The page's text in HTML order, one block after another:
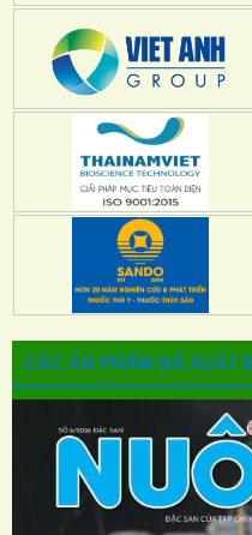
CÁC ẤN PHẨM ĐÃ XUẤT